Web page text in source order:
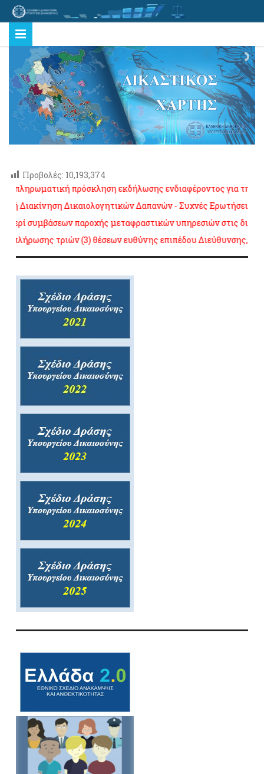
Προβολές: 10,193,374
πρόσκληση εκδήλωσης ενδιαφέροντος για την
Δικαιολογητικών Δαπανών - Συχνές Ερωτήσειςπατήστε
παροχής μεταφραστικών υπηρεσιών στις δικαστικές
τριών (3) θέσεων ευθύνης επιπέδου Διεύθυνσης, K.Y.